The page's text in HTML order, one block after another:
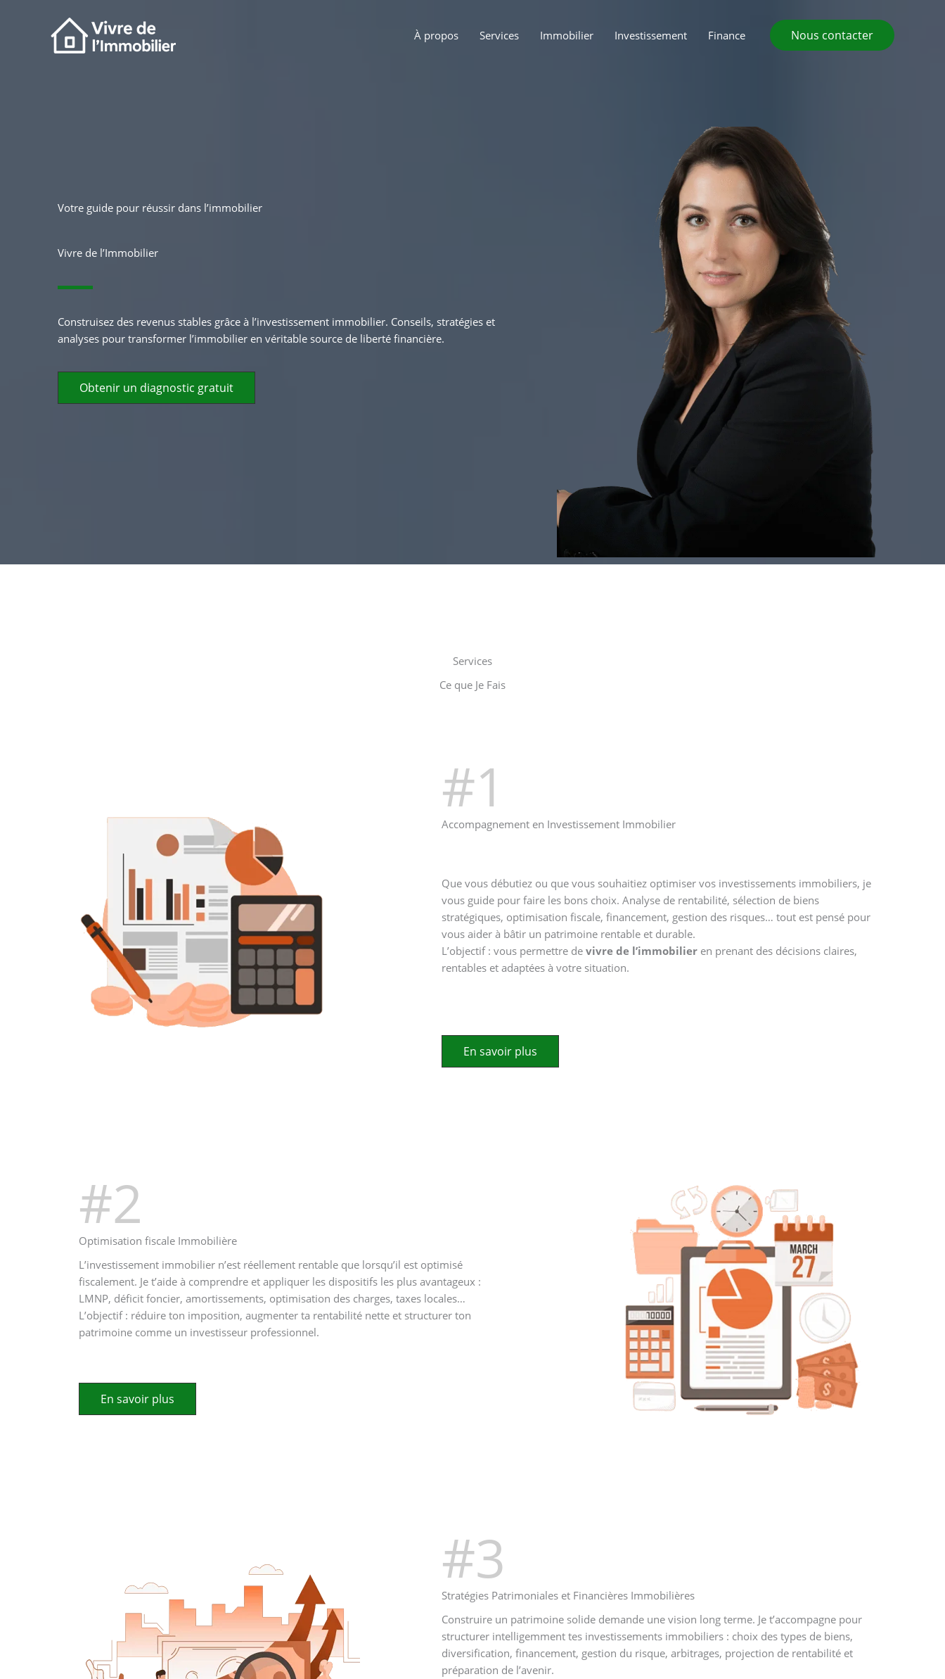
À propos Services Immobilier Investissement Finance Nous contacter
Votre guide pour réussir dans l’immobilier
Vivre de l’Immobilier
Construisez des revenus stables grâce à l’investissement immobilier. Conseils, stratégies et
analyses pour transformer l’immobilier en véritable source de liberté financière.
Obtenir un diagnostic gratuit
Services
Ce que Je Fais
#1
Accompagnement en Investissement Immobilier
Que vous débutiez ou que vous souhaitiez optimiser vos investissements immobiliers, je
vous guide pour faire les bons choix. Analyse de rentabilité, sélection de biens
stratégiques, optimisation fiscale, financement, gestion des risques… tout est pensé pour
vous aider à bâtir un patrimoine rentable et durable.
L’objectif : vous permettre de vivre de l’immobilier en prenant des décisions claires,
rentables et adaptées à votre situation.
En savoir plus
#2
Optimisation fiscale Immobilière
L’investissement immobilier n’est réellement rentable que lorsqu’il est optimisé
fiscalement. Je t’aide à comprendre et appliquer les dispositifs les plus avantageux :
LMNP, déficit foncier, amortissements, optimisation des charges, taxes locales…
L’objectif : réduire ton imposition, augmenter ta rentabilité nette et structurer ton
patrimoine comme un investisseur professionnel.
En savoir plus
#3
Stratégies Patrimoniales et Financières Immobilières
Construire un patrimoine solide demande une vision long terme. Je t’accompagne pour
structurer intelligemment tes investissements immobiliers : choix des types de biens,
diversification, financement, gestion du risque, arbitrages, projection de rentabilité et
préparation de l’avenir.